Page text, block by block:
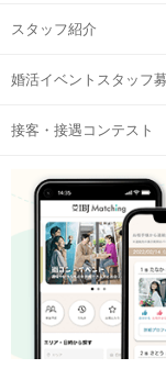
スタッフ紹介
婚活イベントスタッフ
接客・接遇コンテスト